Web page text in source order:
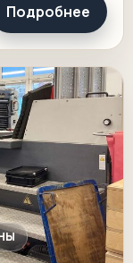
Подробнее